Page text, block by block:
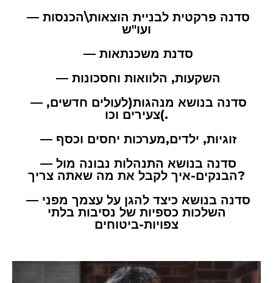
— סדנה פרקטית לבניית הוצאות\הכנסות
ועו"ש
— סדנת משכנתאות
— השקעות, הלוואות וחסכונות
— סדנה בנושא מנהגות(לעולים חדשים,
צעירים וכו(.
— זוגיות, ילדים,מערכות יחסים וכסף
— סדנה בנושא התנהלות נבונה מול
הבנקים-איך לקבל את מה שאתה צריך?
— סדנה בנושא כיצד להגן על עצמך מפני
השלכות כספיות של נסיבות בלתי
צפויות-ביטוחים